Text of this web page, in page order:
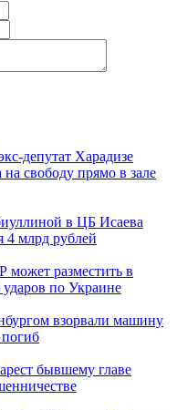
депутат Харадизе
свободу прямо в зале
в ЦБ Исаева
4 млрд рублей
может разместить в
ударов по Украине
взорвали машину
погиб
бывшему главе